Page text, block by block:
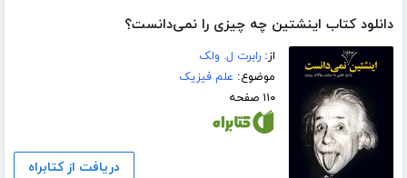
دانلود کتاب اینشتین چه چیزی را نمی‌دانست؟
از:رابرت ل. ولک
موضوع: علم فیزیک
۱۱۰ صفحه
دریافت از کتابراه